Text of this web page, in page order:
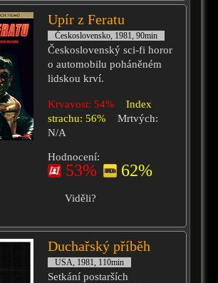
Upír z Feratu
Československo, 1981, 90min
Československý sci-fi horor
o automobilu poháněném
lidskou krví.
Krvavost: 54%
Index
strachu: 56%
Mrtvých:
N/A
Hodnocení:
53% 62%
Viděli?
Duchařský příběh
USA, 1981, 110min
Setkání postarších